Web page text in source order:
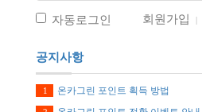
자동로그인 회원가입 |
공지사항
1 온카그린 포인트 획득 방법